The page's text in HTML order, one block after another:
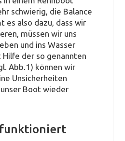
schwierig, die Balance
es also dazu, dass wir
müssen wir uns
und ins Wasser
Hilfe der so genannten
Abb.1) können wir
Unsicherheiten
Boot wieder